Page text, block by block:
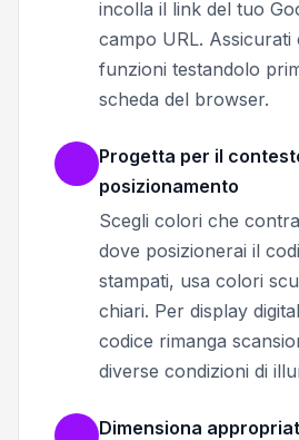
incolla il link del tuo
campo URL. Assicurati
funzioni testandolo
scheda del browser.
Progetta per il
posizionamento
Scegli colori che
dove posizionerai il
stampati, usa colori
chiari. Per display
codice rimanga
diverse condizioni di
Dimensiona